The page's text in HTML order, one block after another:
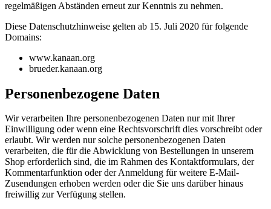
regelmäßigen Abständen erneut zur Kenntnis zu nehmen.
Diese Datenschutzhinweise gelten ab 15. Juli 2020 für folgende
Domains:
www.kanaan.org
brueder.kanaan.org
Personenbezogene Daten
Wir verarbeiten Ihre personenbezogenen Daten nur mit Ihrer
Einwilligung oder wenn eine Rechtsvorschrift dies vorschreibt oder
erlaubt. Wir werden nur solche personenbezogenen Daten
verarbeiten, die für die Abwicklung von Bestellungen in unserem
Shop erforderlich sind, die im Rahmen des Kontaktformulars, der
Kommentarfunktion oder der Anmeldung für weitere E-Mail-
Zusendungen erhoben werden oder die Sie uns darüber hinaus
freiwillig zur Verfügung stellen.